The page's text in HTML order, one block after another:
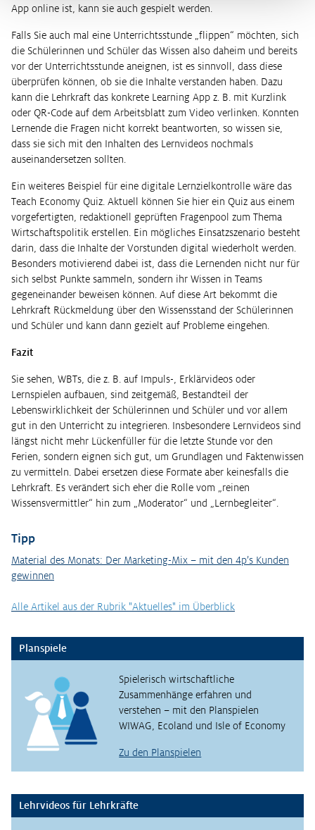
App online ist, kann sie auch gespielt werden.
Falls Sie auch mal eine Unterrichtsstunde „flippen“ möchten, sich
die Schülerinnen und Schüler das Wissen also daheim und bereits
vor der Unterrichtsstunde aneignen, ist es sinnvoll, dass diese
überprüfen können, ob sie die Inhalte verstanden haben. Dazu
kann die Lehrkraft das konkrete Learning App z. B. mit Kurzlink
oder QR-Code auf dem Arbeitsblatt zum Video verlinken. Konnten
Lernende die Fragen nicht korrekt beantworten, so wissen sie,
dass sie sich mit den Inhalten des Lernvideos nochmals
auseinandersetzen sollten.
Ein weiteres Beispiel für eine digitale Lernzielkontrolle wäre das
Teach Economy Quiz. Aktuell können Sie hier ein Quiz aus einem
vorgefertigten, redaktionell geprüften Fragenpool zum Thema
Wirtschaftspolitik erstellen. Ein mögliches Einsatzszenario besteht
darin, dass die Inhalte der Vorstunden digital wiederholt werden.
Besonders motivierend dabei ist, dass die Lernenden nicht nur für
sich selbst Punkte sammeln, sondern ihr Wissen in Teams
gegeneinander beweisen können. Auf diese Art bekommt die
Lehrkraft Rückmeldung über den Wissensstand der Schülerinnen
und Schüler und kann dann gezielt auf Probleme eingehen.
Fazit
Sie sehen, WBTs, die z. B. auf Impuls-, Erklärvideos oder
Lernspielen aufbauen, sind zeitgemäß, Bestandteil der
Lebenswirklichkeit der Schülerinnen und Schüler und vor allem
gut in den Unterricht zu integrieren. Insbesondere Lernvideos sind
längst nicht mehr Lückenfüller für die letzte Stunde vor den
Ferien, sondern eignen sich gut, um Grundlagen und Faktenwissen
zu vermitteln. Dabei ersetzen diese Formate aber keinesfalls die
Lehrkraft. Es verändert sich eher die Rolle vom „reinen
Wissensvermittler“ hin zum „Moderator“ und „Lernbegleiter“.
Tipp
Material des Monats: Der Marketing-Mix – mit den 4p’s Kunden
gewinnen
Alle Artikel aus der Rubrik "Aktuelles" im Überblick
Planspiele
Spielerisch wirtschaftliche
Zusammenhänge erfahren und
verstehen – mit den Planspielen
WIWAG, Ecoland und Isle of Economy
Zu den Planspielen
Lehrvideos für Lehrkräfte